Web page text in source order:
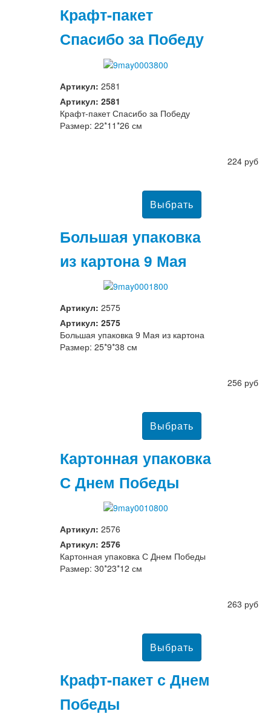
Крафт-пакет
Спасибо за Победу
Артикул: 2581
Артикул: 2581
Крафт-пакет Спасибо за Победу
Размер: 22*11*26 см
224 руб
Большая упаковка
из картона 9 Мая
Артикул: 2575
Артикул: 2575
Большая упаковка 9 Мая из картона
Размер: 25*9*38 см
256 руб
Картонная упаковка
С Днем Победы
Артикул: 2576
Артикул: 2576
Картонная упаковка С Днем Победы
Размер: 30*23*12 см
263 руб
Крафт-пакет с Днем
Победы